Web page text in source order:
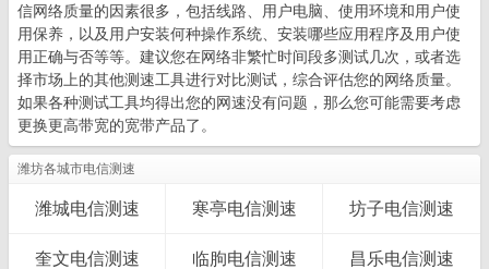
信网络质量的因素很多，包括线路、用户电脑、使用环境和用户使
用保养，以及用户安装何种操作系统、安装哪些应用程序及用户使
用正确与否等等。建议您在网络非繁忙时间段多测试几次，或者选
择市场上的其他测速工具进行对比测试，综合评估您的网络质量。
如果各种测试工具均得出您的网速没有问题，那么您可能需要考虑
更换更高带宽的宽带产品了。
潍坊各城市电信测速
潍城电信测速 寒亭电信测速 坊子电信测速
奎文电信测速 临朐电信测速 昌乐电信测速